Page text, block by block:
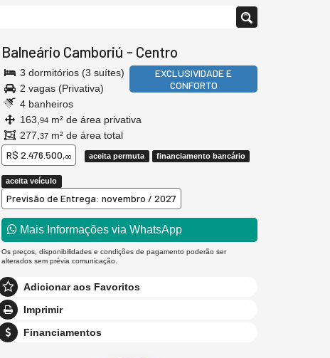
Balneário Camboriú - Centro
EXCLUSIVIDADE E
CONFORTO
3 dormitórios (3 suítes)
2 vagas (Privativa)
4 banheiros
163, 94 m² de área privativa
277, 37 m² de área total
R$ 2.476.500,00 aceita permuta financiamento bancário
aceita veículo
Previsão de Entrega: novembro / 2027
Mais Informações via WhatsApp
Os preços, disponibilidades e condições de pagamento poderão ser
alterados sem prévia comunicação.
Adicionar aos Favoritos
Imprimir
Financiamentos